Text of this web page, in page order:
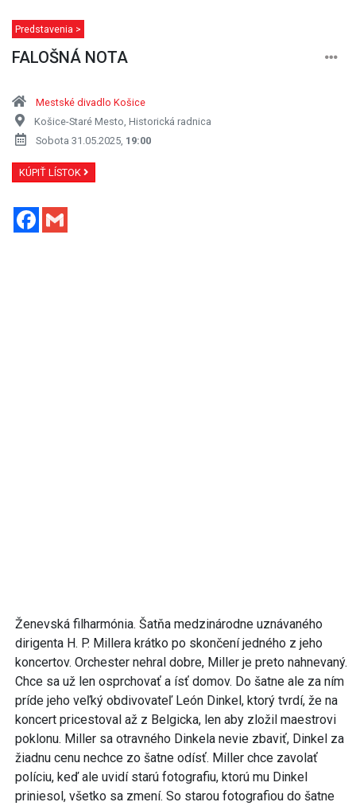
Predstavenia >
FALOŠNÁ NOTA
Mestské divadlo Košice
Košice-Staré Mesto, Historická radnica
Sobota 31.05.2025, 19:00
KÚPIŤ LÍSTOK
Facebook
Ženevská filharmónia. Šatňa medzinárodne uznávaného
dirigenta H. P. Millera krátko po skončení jedného z jeho
koncertov. Orchester nehral dobre, Miller je preto nahnevaný.
Chce sa už len osprchovať a ísť domov. Do šatne ale za ním
príde jeho veľký obdivovateľ León Dinkel, ktorý tvrdí, že na
koncert pricestoval až z Belgicka, len aby zložil maestrovi
poklonu. Miller sa otravného Dinkela nevie zbaviť, Dinkel za
žiadnu cenu nechce zo šatne odísť. Miller chce zavolať
políciu, keď ale uvidí starú fotografiu, ktorú mu Dinkel
priniesol, všetko sa zmení. So starou fotografiou do šatne